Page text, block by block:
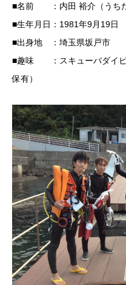
■名前 ：内田 裕介（うちだ
■生年月日：1981年9月19日
■出身地 ：埼玉県坂戸市
■趣味 ：スキューバダイビ
保有）